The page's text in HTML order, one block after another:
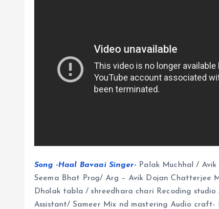
Song -Haal Bavaai Singer- Palak Muchhal /
Seema Bhat Prog/ Arg – Avik Dojan Chatterjee
Dholak tabla / shreedhara chari Recoding
Assistant/ Sameer Mix nd mastering Audio craft-